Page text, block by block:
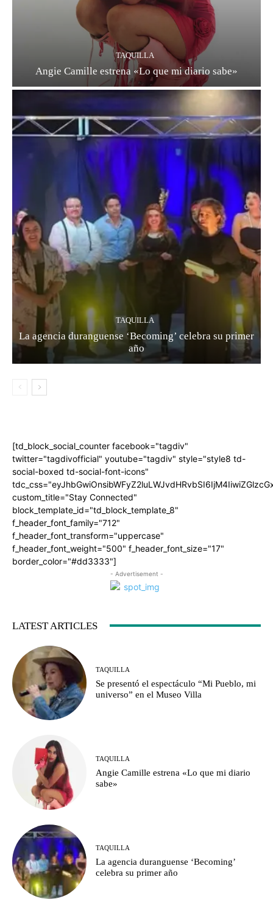
TAQUILLA
Angie Camille estrena «Lo que mi diario sabe»
TAQUILLA
La agencia duranguense ‘Becoming’ celebra su primer
año
[td_block_social_counter facebook="tagdiv"
twitter="tagdivofficial" youtube="tagdiv" style="style8 td-
social-boxed td-social-font-icons"
custom_title="Stay Connected"
block_template_id="td_block_template_8"
f_header_font_family="712"
f_header_font_transform="uppercase"
f_header_font_weight="500" f_header_font_size="17"
border_color="#dd3333"]
- Advertisement -
LATEST ARTICLES
TAQUILLA
Se presentó el espectáculo “Mi Pueblo, mi
universo” en el Museo Villa
TAQUILLA
Angie Camille estrena «Lo que mi diario
sabe»
TAQUILLA
La agencia duranguense ‘Becoming’
celebra su primer año